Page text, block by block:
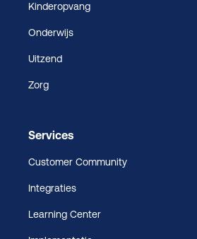
Kinderopvang
Onderwijs
Uitzend
Zorg
Services
Customer Community
Integraties
Learning Center